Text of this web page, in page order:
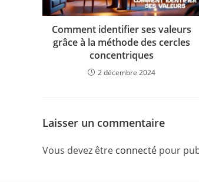
Comment identifier ses valeurs
grâce à la méthode des cercles
concentriques
2 décembre 2024
Laisser un commentaire
Vous devez être connecté pour